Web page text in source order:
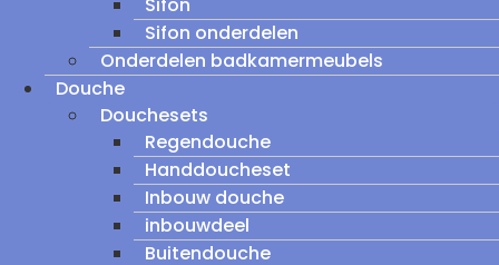
Sifon onderdelen
Onderdelen badkamermeubels
Douche
Douchesets
Regendouche
Handdoucheset
Inbouw douche
inbouwdeel
Buitendouche